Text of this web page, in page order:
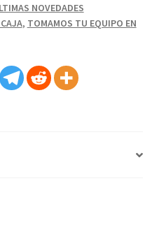
NOVEDADES
, TOMAMOS TU EQUIPO EN